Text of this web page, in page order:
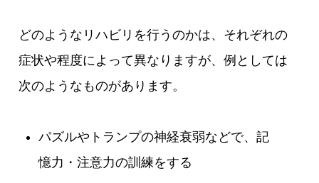
どのようなリハビリを行うのかは、それぞれの
症状や程度によって異なりますが、例としては
次のようなものがあります。
パズルやトランプの神経衰弱などで、記
憶力・注意力の訓練をする